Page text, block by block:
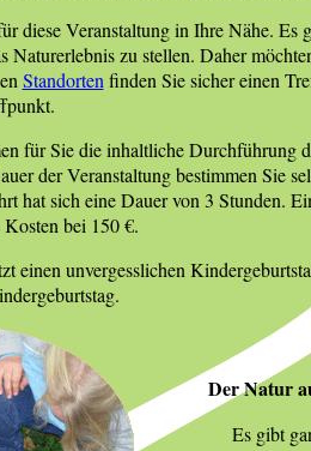
diese Veranstaltung in Ihre Nähe.
Naturerlebnis zu stellen. Daher
Standortenfinden Sie sicher einen
für Sie die inhaltliche Durchführung
der Veranstaltung bestimmen Sie
hat sich eine Dauer von 3 Stunden.
bei 150 €.
einen unvergesslichen
Der Natur
Es gibt